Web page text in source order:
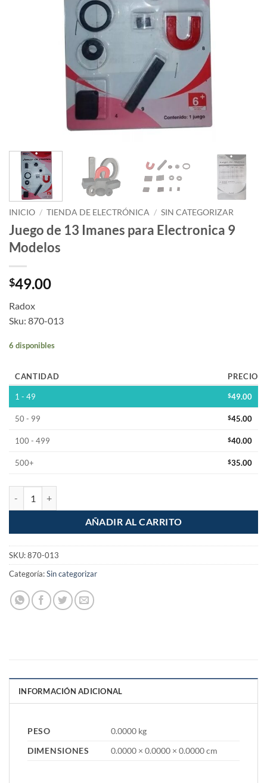
INICIO / TIENDA DE ELECTRÓNICA / SIN CATEGORIZAR
Juego de 13 Imanes para Electronica 9
Modelos
$49.00
Radox
Sku: 870-013
6 disponibles
CANTIDAD PRECIO
1 - 49 $49.00
50 - 99 $45.00
100 - 499 $40.00
500+ $35.00
AÑADIR AL CARRITO
SKU:870-013
Categoría:Sin categorizar
INFORMACIÓN ADICIONAL
PESO
0.0000 kg
DIMENSIONES
0.0000 × 0.0000 × 0.0000 cm